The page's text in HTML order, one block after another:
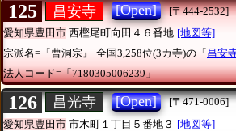
125 昌安寺 [Open]
[〒444-2532]
愛知県豊田市 西樫尾町向田４６番地 [地図等]
宗派名=『曹洞宗』
全国3,258位(3カ寺)の『昌安
法人コード=「7180305006239」
126 昌光寺 [Open]
[〒471-0006]
愛知県豊田市 市木町１丁目５番地３ [地図等]